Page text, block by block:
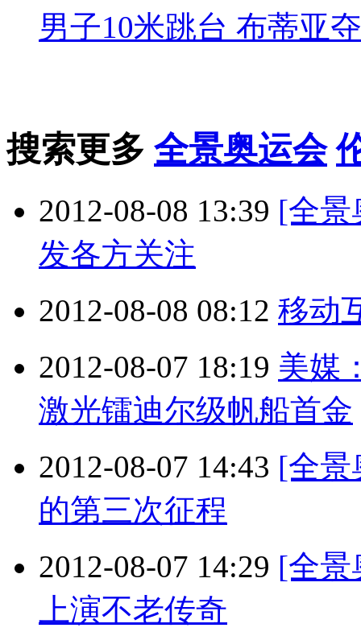
男子10米跳台 布蒂亚
搜索更多 全景奥运会
2012-08-08 13:39 [全景
发各方关注
2012-08-08 08:12 移动
2012-08-07 18:19 美媒
激光镭迪尔级帆船首金
2012-08-07 14:43 [全景
的第三次征程
2012-08-07 14:29 [全景
上演不老传奇